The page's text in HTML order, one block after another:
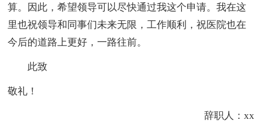
算。因此，希望领导可以尽快通过我这个申请。我在这
里也祝领导和同事们未来无限，工作顺利，祝医院也在
今后的道路上更好，一路往前。
此致
敬礼！
辞职人：xx